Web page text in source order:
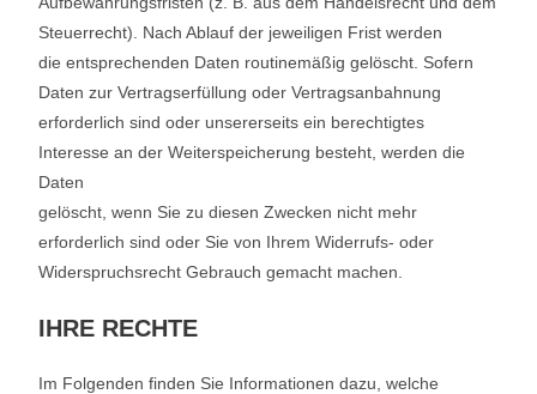
Steuerrecht). Nach Ablauf der jeweiligen Frist werden
die entsprechenden Daten routinemäßig gelöscht. Sofern
Daten zur Vertragserfüllung oder Vertragsanbahnung
erforderlich sind oder unsererseits ein berechtigtes
Interesse an der Weiterspeicherung besteht, werden die
Daten
gelöscht, wenn Sie zu diesen Zwecken nicht mehr
erforderlich sind oder Sie von Ihrem Widerrufs- oder
Widerspruchsrecht Gebrauch gemacht machen.
IHRE RECHTE
Im Folgenden finden Sie Informationen dazu, welche